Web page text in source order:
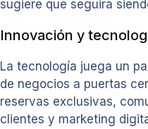
sugiere que seguirá
Innovación y
La tecnología juega un
de negocios a puertas
reservas exclusivas,
clientes y marketing